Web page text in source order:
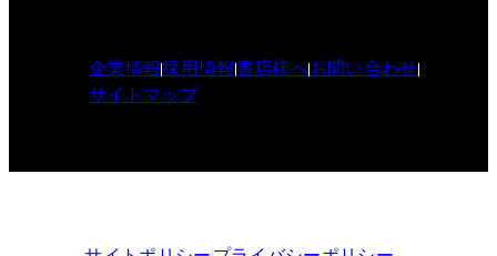
企業情報採用情報書店様へお問い合わせ
サイトマップ